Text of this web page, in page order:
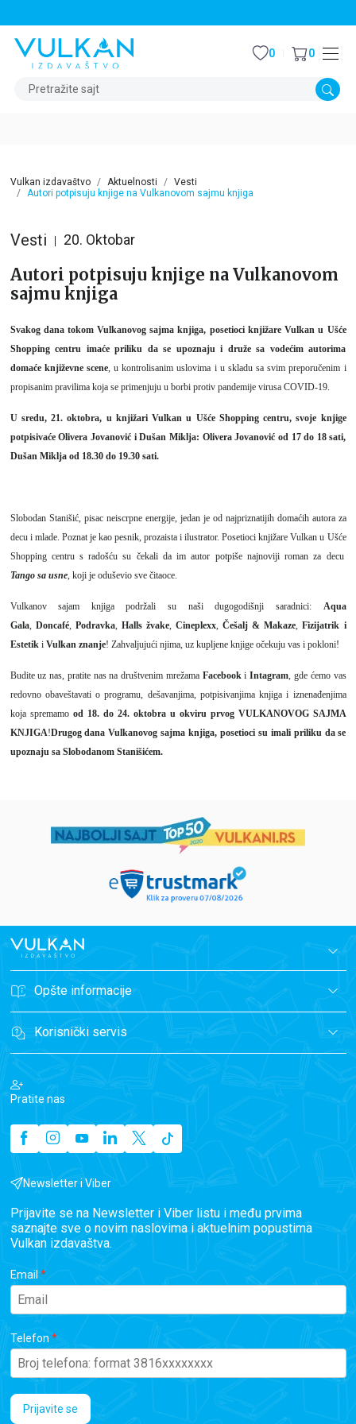
Pretražite sajt
0 0
Vulkan izdavaštvo Aktuelnosti
Vesti
Autori potpisuju knjige na Vulkanovom sajmu knjiga
Vesti 20. Oktobar
Autori potpisuju knjige na Vulkanovom
sajmu knjiga
Svakog dana tokom Vulkanovog sajma knjiga, posetioci knjižare Vulkan u Ušće
Shopping centru imaće priliku da se upoznaju i druže sa vodećim autorima
domaće književne scene, u kontrolisanim uslovima i u skladu sa svim preporučenim i
propisanim pravilima koja se primenjuju u borbi protiv pandemije virusa COVID-19.
U sredu, 21. oktobra, u knjižari Vulkan u Ušće Shopping centru, svoje knjige
potpisivaće Olivera Jovanović i Dušan Miklja: Olivera Jovanović od 17 do 18 sati,
Dušan Miklja od 18.30 do 19.30 sati.
Slobodan Stanišić, pisac neiscrpne energije, jedan je od najpriznatijih domaćih autora za
decu i mlade. Poznat je kao pesnik, prozaista i ilustrator. Posetioci knjižare Vulkan u Ušće
Shopping centru s radošću su čekali da im autor potpiše najnoviji roman za decu
Tango sa usne, koji je oduševio sve čitaoce.
Vulkanov sajam knjiga podržali su naši dugogodišnji saradnici: Aqua
Gala, Doncafé, Podravka, Halls žvake,Cineplexx,Češalj & Makaze,Fizijatrik i
Estetiki Vulkan znanje! Zahvaljujući njima, uz kupljene knjige očekuju vas i pokloni!
Budite uz nas, pratite nas na društvenim mrežama FacebookiIntagram, gde ćemo vas
redovno obaveštavati o programu, dešavanjima, potpisivanjima knjiga i iznenađenjima
koja spremamo od 18. do 24. oktobra u okviru prvog VULKANOVOG SAJMA
KNJIGA!Drugog dana Vulkanovog sajma knjiga, posetioci su imali priliku da se
upoznaju sa Slobodanom Stanišićem.
Opšte informacije
Korisnički servis
Pratite nas
Newsletter i Viber
Prijavite se na Newsletter i Viber listu i među prvima
saznajte sve o novim naslovima i aktuelnim popustima
Vulkan izdavaštva.
Email
Telefon
Prijavite se